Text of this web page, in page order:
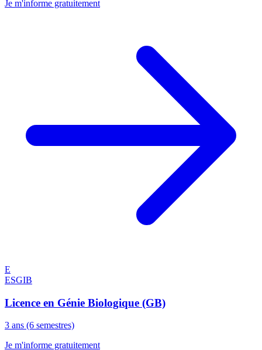
Je m'informe gratuitement
E
ESGIB
Licence en Génie Biologique (GB)
3 ans (6 semestres)
Je m'informe gratuitement